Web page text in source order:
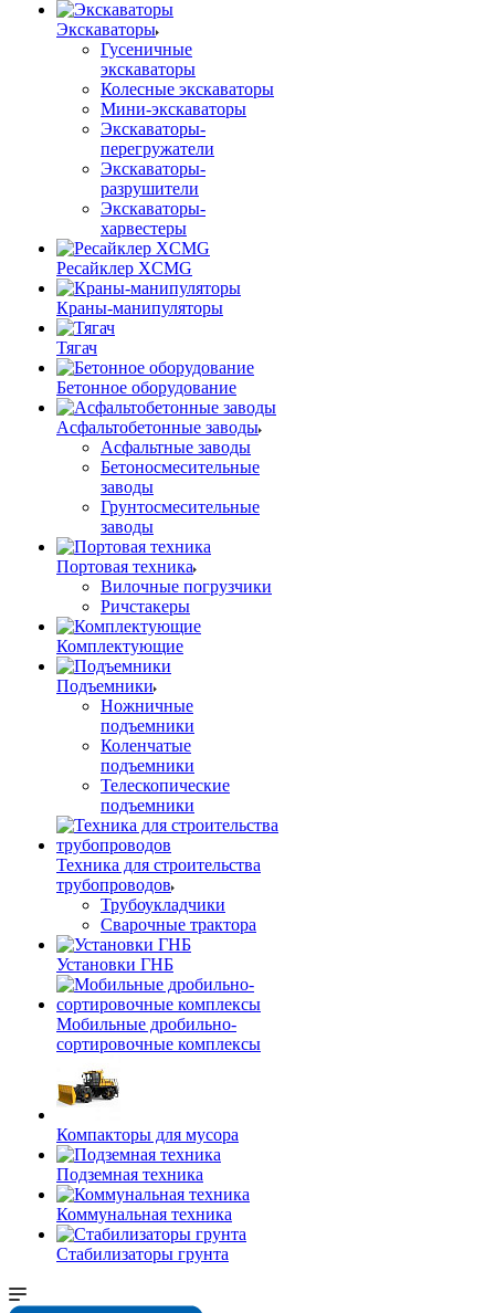
Экскаваторы
Гусеничные
экскаваторы
Колесные экскаваторы
Мини-экскаваторы
Экскаваторы-
перегружатели
Экскаваторы-
разрушители
Экскаваторы-
харвестеры
Ресайклер XCMG
Краны-манипуляторы
Тягач
Бетонное оборудование
Асфальтобетонные заводы
Асфальтные заводы
Бетоносмесительные
заводы
Грунтосмесительные
заводы
Портовая техника
Вилочные погрузчики
Ричстакеры
Комплектующие
Подъемники
Ножничные
подъемники
Коленчатые
подъемники
Телескопические
подъемники
Техника для строительства
трубопроводов
Трубоукладчики
Сварочные трактора
Установки ГНБ
Мобильные дробильно-
сортировочные комплексы
Компакторы для мусора
Подземная техника
Коммунальная техника
Стабилизаторы грунта